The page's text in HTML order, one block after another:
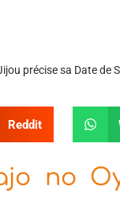
précise sa Date de
Reddit
no